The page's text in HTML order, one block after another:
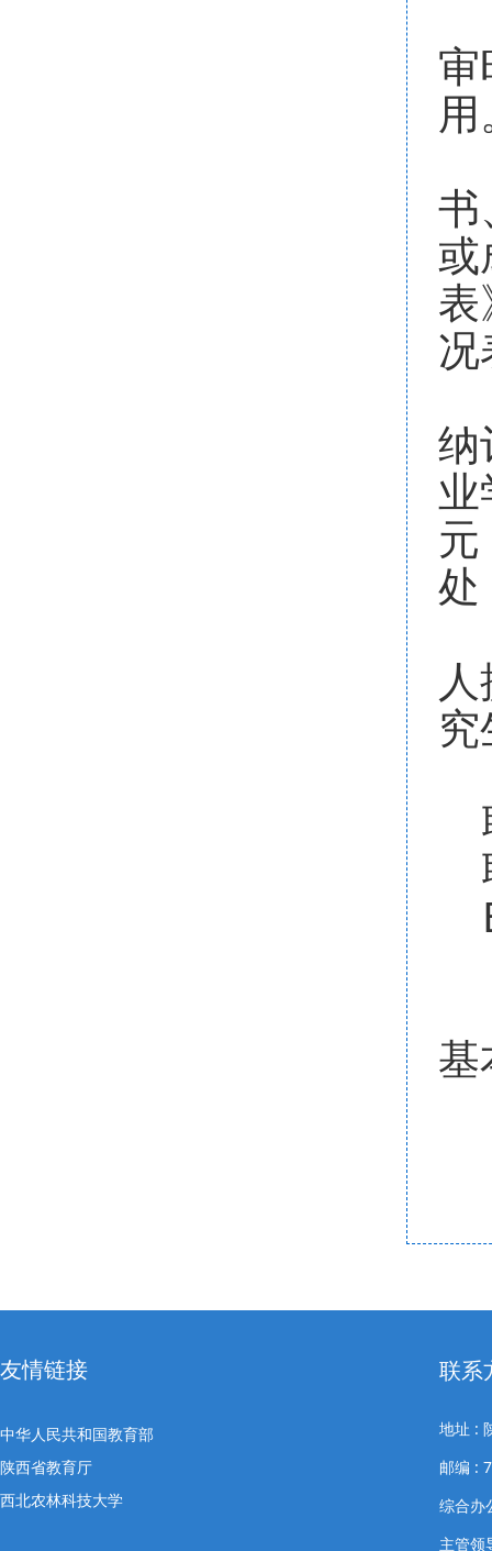
书
或
纳
处
友情链接
中华人民共和国教育部
陕西省教育厅
西北农林科技大学
联系
地址 :
邮编 :
综合办
主管